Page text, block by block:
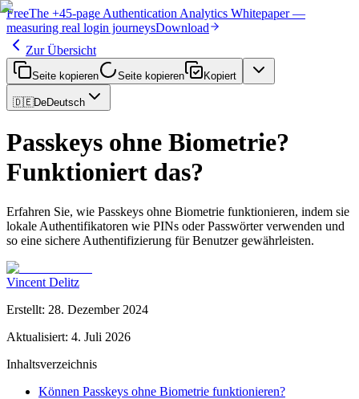
FreeThe +45-page Authentication Analytics Whitepaper —
measuring real login journeysDownload
Zur Übersicht
Seite kopieren Seite kopieren Kopiert
🇩🇪DeDeutsch
Passkeys ohne Biometrie?
Funktioniert das?
Erfahren Sie, wie Passkeys ohne Biometrie funktionieren, indem sie
lokale Authentifikatoren wie PINs oder Passwörter verwenden und
so eine sichere Authentifizierung für Benutzer gewährleisten.
Vincent Delitz
Erstellt: 28. Dezember 2024
Aktualisiert: 4. Juli 2026
Inhaltsverzeichnis
Können Passkeys ohne Biometrie funktionieren?